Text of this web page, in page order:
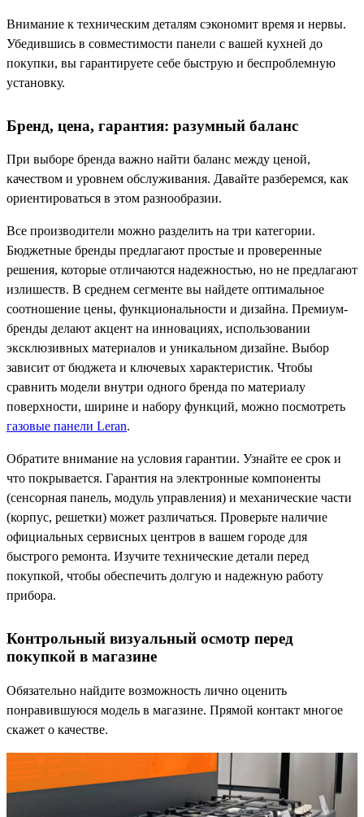
Внимание к техническим деталям сэкономит время и нервы.
Убедившись в совместимости панели с вашей кухней до
покупки, вы гарантируете себе быструю и беспроблемную
установку.
Бренд, цена, гарантия: разумный баланс
При выборе бренда важно найти баланс между ценой,
качеством и уровнем обслуживания. Давайте разберемся, как
ориентироваться в этом разнообразии.
Все производители можно разделить на три категории.
Бюджетные бренды предлагают простые и проверенные
решения, которые отличаются надежностью, но не предлагают
излишеств. В среднем сегменте вы найдете оптимальное
соотношение цены, функциональности и дизайна. Премиум-
бренды делают акцент на инновациях, использовании
эксклюзивных материалов и уникальном дизайне. Выбор
зависит от бюджета и ключевых характеристик. Чтобы
сравнить модели внутри одного бренда по материалу
поверхности, ширине и набору функций, можно посмотреть
газовые панели Leran.
Обратите внимание на условия гарантии. Узнайте ее срок и
что покрывается. Гарантия на электронные компоненты
(сенсорная панель, модуль управления) и механические части
(корпус, решетки) может различаться. Проверьте наличие
официальных сервисных центров в вашем городе для
быстрого ремонта. Изучите технические детали перед
покупкой, чтобы обеспечить долгую и надежную работу
прибора.
Контрольный визуальный осмотр перед
покупкой в магазине
Обязательно найдите возможность лично оценить
понравившуюся модель в магазине. Прямой контакт многое
скажет о качестве.